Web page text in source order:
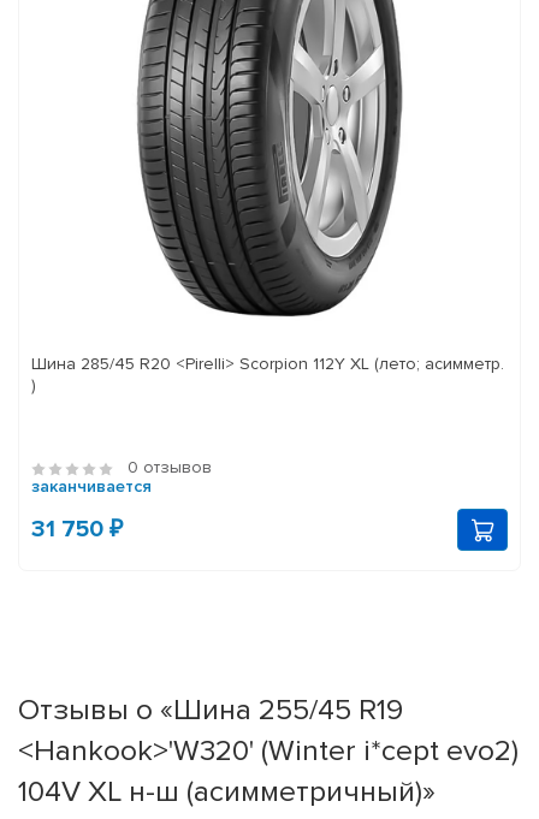
Шина 285/45 R20 <Pirelli> Scorpion 112Y XL (лето; асимметр.
)
0 отзывов
заканчивается
31 750 ₽
Отзывы о «Шина 255/45 R19
<Hankook>'W320' (Winter i*cept evo2)
104V XL н-ш (асимметричный)»